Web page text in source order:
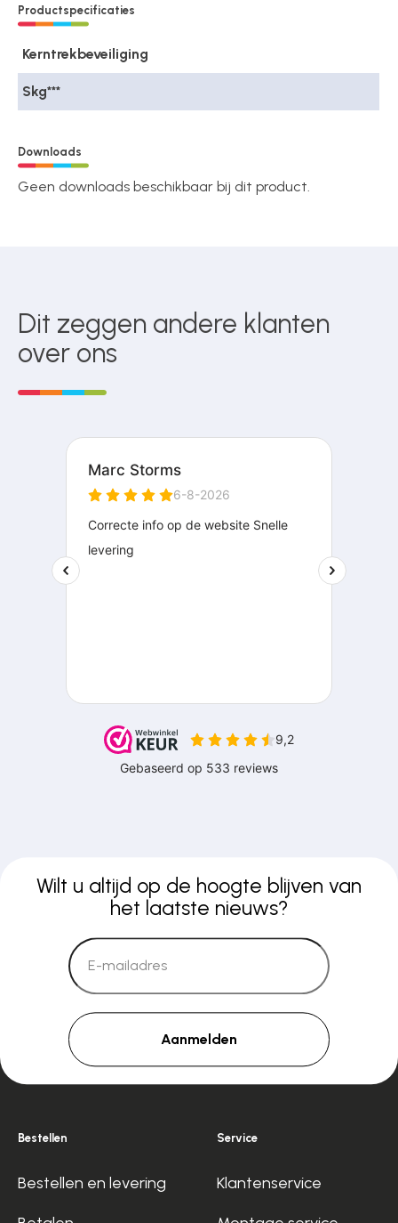
Productspecificaties
Kerntrekbeveiliging
Skg***
Downloads
Geen downloads beschikbaar bij dit product.
Dit zeggen andere klanten
over ons
Wilt u altijd op de hoogte blijven van
het laatste nieuws?
Aanmelden
Bestellen
Bestellen en levering
Service
Klantenservice